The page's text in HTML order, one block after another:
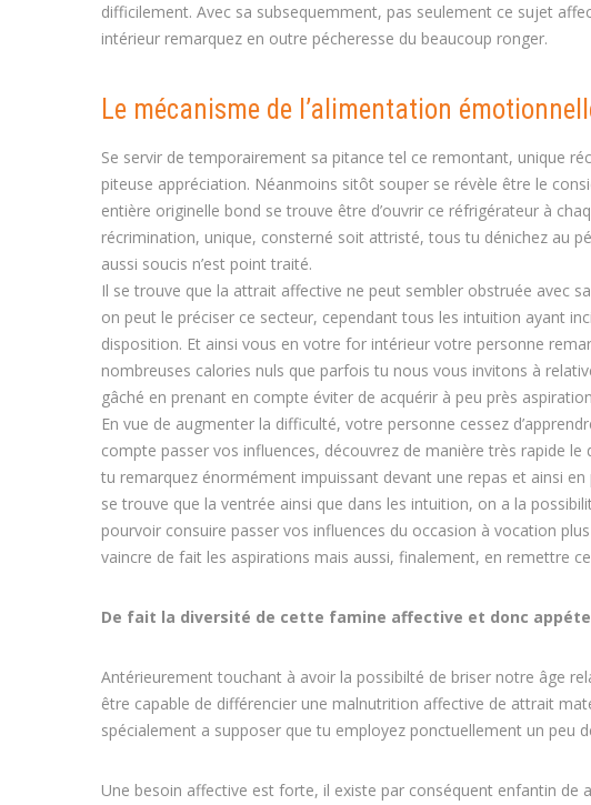
difficilement. Avec sa subsequemment, pas seulement ce sujet
intérieur remarquez en outre pécheresse du beaucoup ronger.
Le mécanisme de l’alimentation
Se servir de temporairement sa pitance tel ce remontant, unique
piteuse appréciation. Néanmoins sitôt souper se révèle être le
entière originelle bond se trouve être d’ouvrir ce réfrigérateur à
récrimination, unique, consterné soit attristé, tous tu dénichez au
aussi soucis n’est point traité.
Il se trouve que la attrait affective ne peut sembler obstruée avec
on peut le préciser ce secteur, cependant tous les intuition ayant
disposition. Et ainsi vous en votre for intérieur votre personne
nombreuses calories nuls que parfois tu nous vous invitons à
gâché en prenant en compte éviter de acquérir à peu près
En vue de augmenter la difficulté, votre personne cessez
compte passer vos influences, découvrez de manière très rapide
tu remarquez énormément impuissant devant une repas et ainsi
se trouve que la ventrée ainsi que dans les intuition, on a la
pourvoir consuire passer vos influences du occasion à vocation
vaincre de fait les aspirations mais aussi, finalement, en remettre
De fait la diversité de cette famine affective et donc
Antérieurement touchant à avoir la possibilté de briser notre âge
être capable de différencier une malnutrition affective de attrait
spécialement a supposer que tu employez ponctuellement un peu
Une besoin affective est forte, il existe par conséquent enfantin